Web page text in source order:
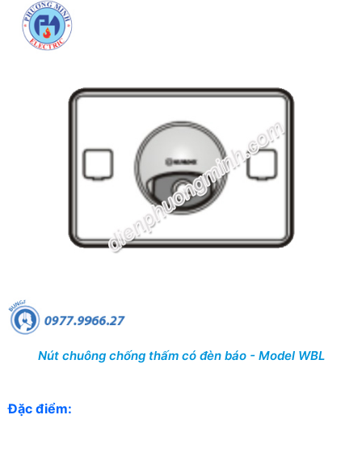
Nút chuông chống thấm có đèn báo - Model WBL
Đặc điểm: